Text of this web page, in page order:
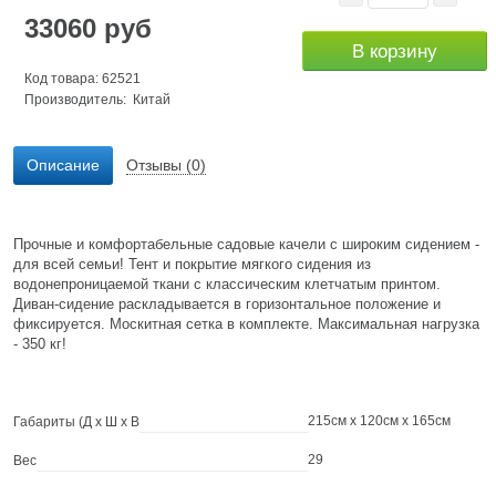
33060 руб
Код товара: 62521
Производитель: Китай
В корзину
Описание Отзывы (0)
Прочные и комфортабельные садовые качели с широким сидением -
для всей семьи! Тент и покрытие мягкого сидения из
водонепроницаемой ткани с классическим клетчатым принтом.
Диван-сидение раскладывается в горизонтальное положение и
фиксируется. Москитная сетка в комплекте. Максимальная нагрузка
- 350 кг!
Габариты (Д х Ш х В 215см x 120см x 165см
Вес 29